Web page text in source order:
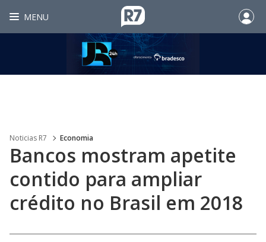
MENU
Noticias R7 Economia
Bancos mostram apetite
contido para ampliar
crédito no Brasil em 2018